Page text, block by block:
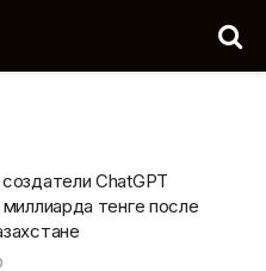
ChatGPT
миллиарда тенге после